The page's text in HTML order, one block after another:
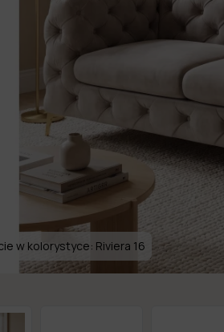
w kolorystyce: Riviera 16